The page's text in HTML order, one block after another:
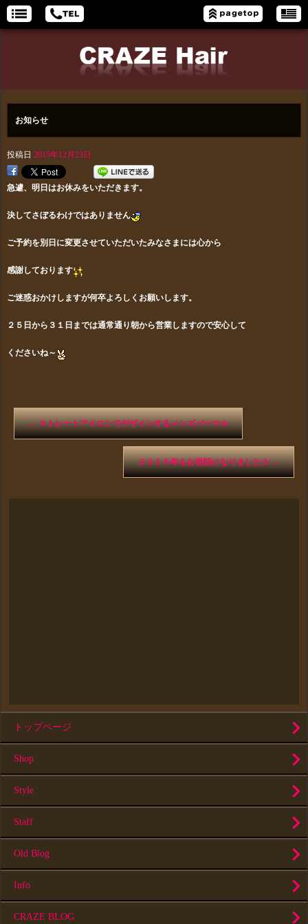
お知らせ
投稿日 2015年12月23日
急遽、明日はお休みをいただきます。
決してさぼるわけではありません
ご予約を別日に変更させていただいたみなさまには心から
感謝しております
ご迷惑おかけしますが何卒よろしくお願いします。
２５日から３１日までは通常通り朝から営業しますので安心して
くださいね～
←ストレートアイロンでデザインするメンズパーマ☆
２０１５年もお世話になりました☆→
トップページ
Shop
Style
Staff
Old Blog
Info
CRAZE BLOG